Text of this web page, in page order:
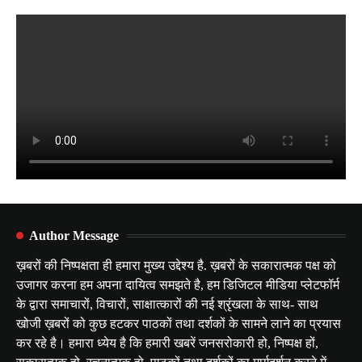
Author Message
ख़बरों की निष्पक्षता ही हमारा मुख्य उद्देश्य है. ख़बरों के सकारात्मक पक्ष को
उजागर करना हम अपना दायित्व समझते है, हम डिजिटल मीडिया प्लेटफॉर्म
के द्वारा समाचारों, विचारों, साक्षात्कारों की नई श्रृंखला के साथ- साथ
खोजी ख़बरों को कुछ हटकर पाठकों तथा दर्शकों के सामने लाने का प्रयास
कर रहे है। हमारा ध्येय है कि हमारी खबरें जनसरोकारी हो, निष्पक्ष हों,